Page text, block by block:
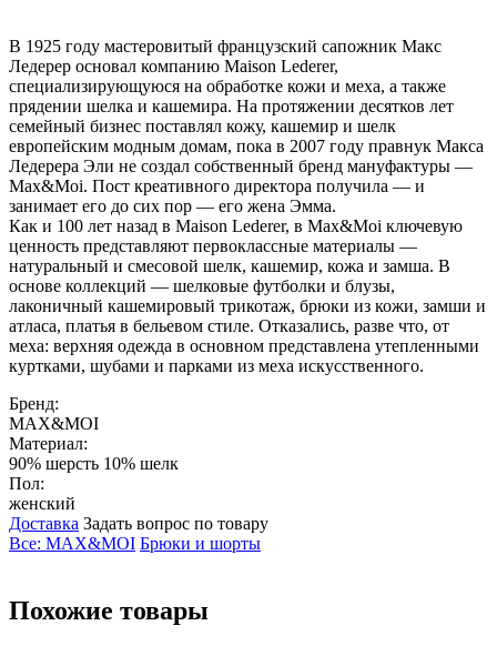
В 1925 году мастеровитый французский сапожник Макс
Ледерер основал компанию Maison Lederer,
специализирующуюся на обработке кожи и меха, а также
прядении шелка и кашемира. На протяжении десятков лет
семейный бизнес поставлял кожу, кашемир и шелк
европейским модным домам, пока в 2007 году правнук Макса
Ледерера Эли не создал собственный бренд мануфактуры —
Max&Moi. Пост креативного директора получила — и
занимает его до сих пор — его жена Эмма.
Как и 100 лет назад в Maison Lederer, в Max&Moi ключевую
ценность представляют первоклассные материалы —
натуральный и смесовой шелк, кашемир, кожа и замша. В
основе коллекций — шелковые футболки и блузы,
лаконичный кашемировый трикотаж, брюки из кожи, замши и
атласа, платья в бельевом стиле. Отказались, разве что, от
меха: верхняя одежда в основном представлена утепленными
куртками, шубами и парками из меха искусственного.
Бренд:
MAX&MOI
Материал:
90% шерсть 10% шелк
Пол:
женский
Доставка Задать вопрос по товару
Все: MAX&MOI Брюки и шорты
Похожие товары